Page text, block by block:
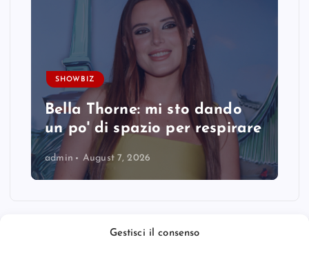
Gestisci il consenso
SHOWBIZ
Bella Thorne: mi sto dando
un po' di spazio per respirare
admin August 7, 2026